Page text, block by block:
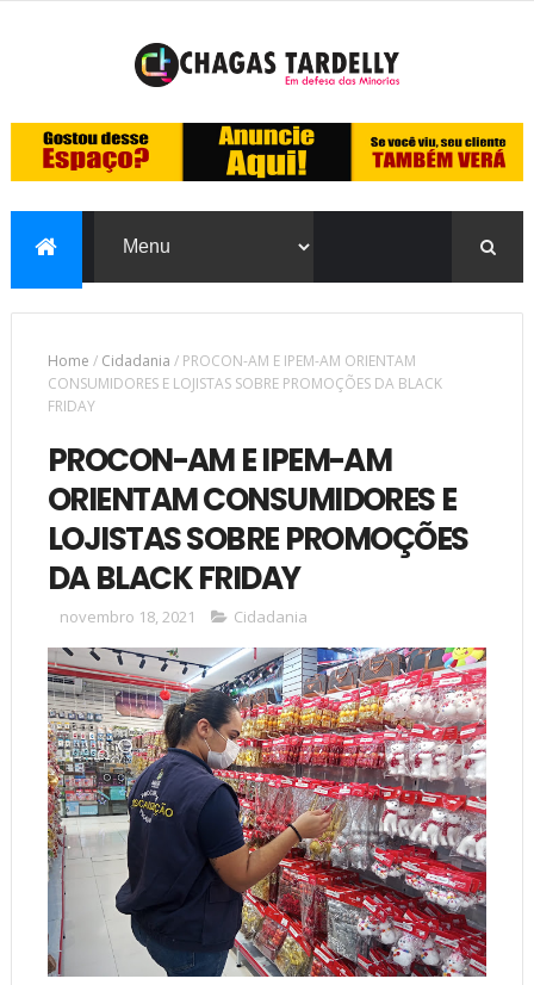
Home / Cidadania / PROCON-AM E IPEM-AM ORIENTAM
CONSUMIDORES E LOJISTAS SOBRE PROMOÇÕES DA BLACK
FRIDAY
PROCON-AM E IPEM-AM
ORIENTAM CONSUMIDORES E
LOJISTAS SOBRE PROMOÇÕES
DA BLACK FRIDAY
novembro 18, 2021 Cidadania